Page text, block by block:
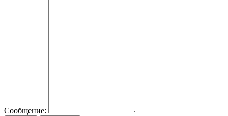
Сообщение: